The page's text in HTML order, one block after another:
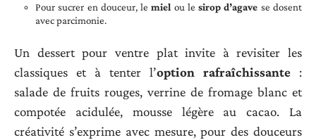
Pour sucrer en douceur, lemiel ou lesirop d’agave se dosent
avec parcimonie.
Un dessert pour ventre plat invite à revisiter les
classiques et à tenter l’option rafraîchissante :
salade de fruits rouges, verrine de fromage blanc et
compotée acidulée, mousse légère au cacao. La
créativité s’exprime avec mesure, pour des douceurs